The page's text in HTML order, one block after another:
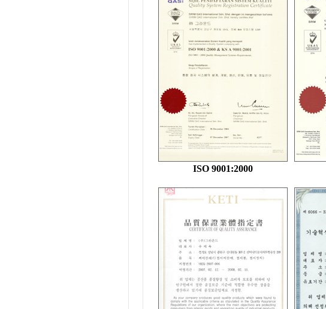
ISO 9001:2000